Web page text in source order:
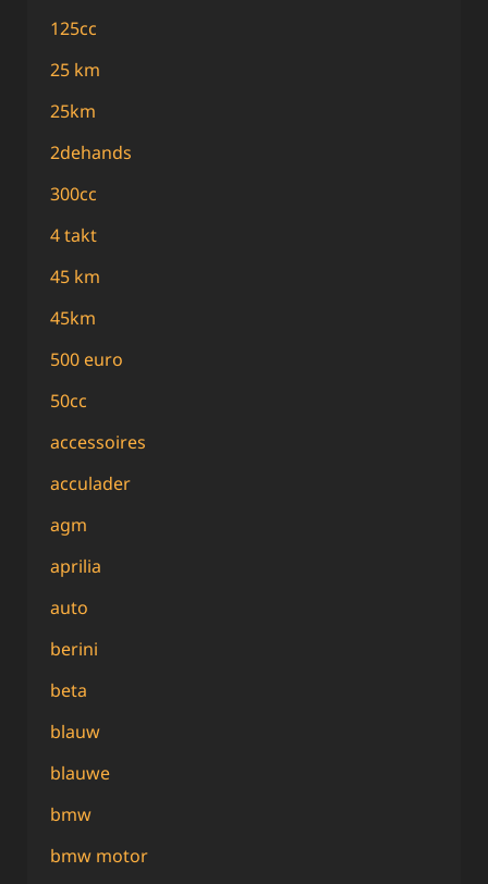
125cc
25 km
25km
2dehands
300cc
4 takt
45 km
45km
500 euro
50cc
accessoires
acculader
agm
aprilia
auto
berini
beta
blauw
blauwe
bmw
bmw motor